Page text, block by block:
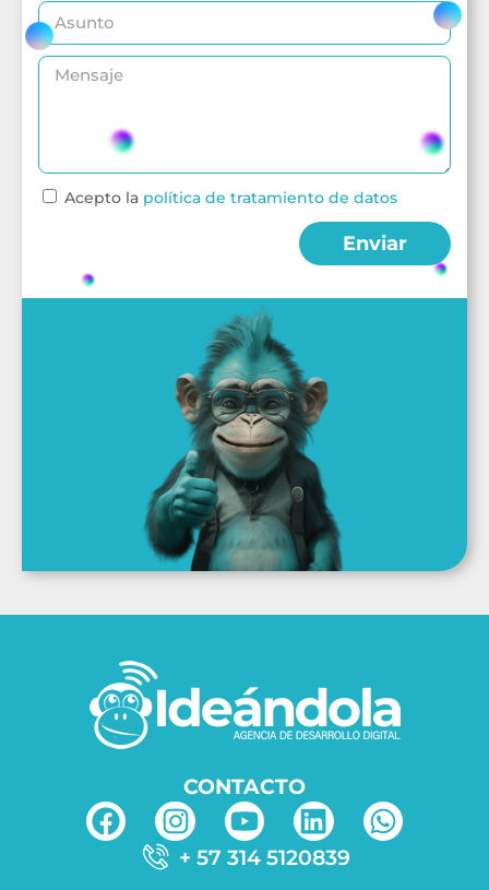
Acepto la política de tratamiento de datos
Enviar
CONTACTO
+ 57 314 5120839